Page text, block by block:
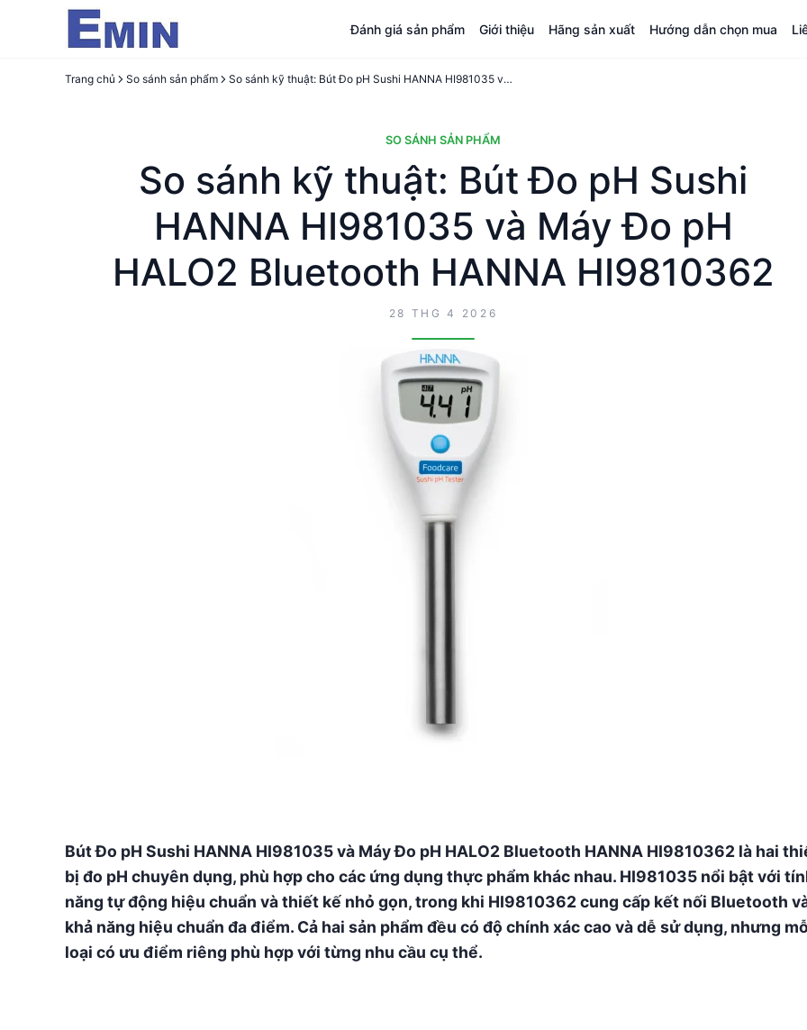
Đánh giá sản phẩm Giới thiệu Hãng sản xuất Hướng dẫn chọn mua
Trang chủ So sánh sản phẩm So sánh kỹ thuật: Bút Đo pH Sushi HANNA HI981035 và Máy Đo pH HALO2 Bluetooth HANNA HI9810362
SO SÁNH SẢN PHẨM
So sánh kỹ thuật: Bút Đo pH Sushi
HANNA HI981035 và Máy Đo pH
HALO2 Bluetooth HANNA HI9810362
28 THG 4 2026
Bút Đo pH Sushi HANNA HI981035 và Máy Đo pH HALO2 Bluetooth HANNA HI9810362 là hai
bị đo pH chuyên dụng, phù hợp cho các ứng dụng thực phẩm khác nhau. HI981035 nổi bật với
năng tự động hiệu chuẩn và thiết kế nhỏ gọn, trong khi HI9810362 cung cấp kết nối Bluetooth
khả năng hiệu chuẩn đa điểm. Cả hai sản phẩm đều có độ chính xác cao và dễ sử dụng, nhưng
loại có ưu điểm riêng phù hợp với từng nhu cầu cụ thể.